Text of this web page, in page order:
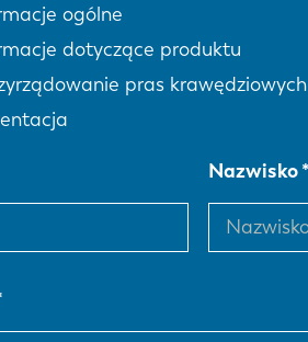
ogólne
dotyczące produktu
pras krawędziowych
Nazwisko